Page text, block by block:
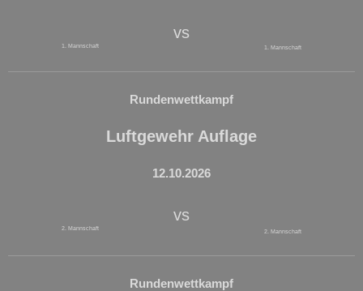
1. Mannschaft
vs
1. Mannschaft
Rundenwettkampf
Luftgewehr Auflage
12.10.2026
2. Mannschaft
vs
2. Mannschaft
Rundenwettkampf